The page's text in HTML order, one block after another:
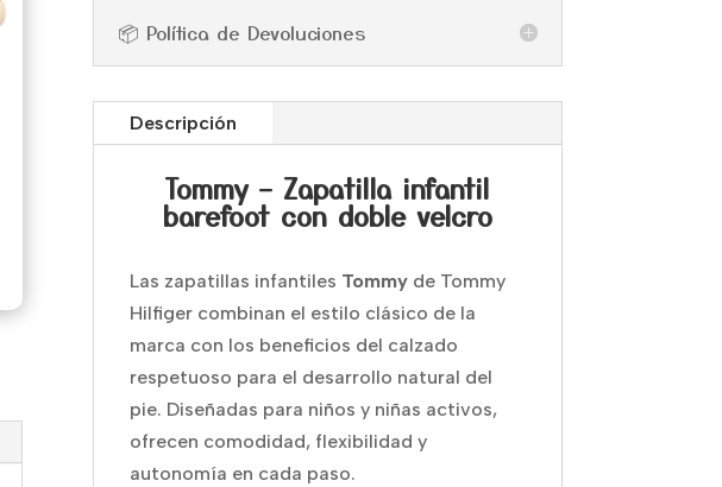
📦 Política de Devoluciones
Descripción
Tommy – Zapatilla infantil
barefoot con doble velcro
Las zapatillas infantiles Tommyde Tommy
Hilfigercombinan el estilo clásico de la
marca con los beneficios del calzado
respetuoso para el desarrollo natural del
pie. Diseñadas para niños y niñas activos,
ofrecen comodidad, flexibilidad y
autonomía en cada paso.